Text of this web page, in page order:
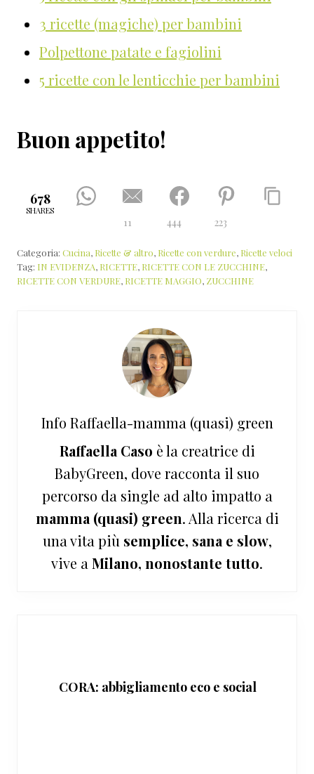
3 ricette (magiche) per bambini
Polpettone patate e fagiolini
5 ricette con le lenticchie per bambini
Buon appetito!
678
SHARES
11 444 223
Categoria: Cucina, Ricette & altro, Ricette con verdure, Ricette veloci
Tag: IN EVIDENZA, RICETTE, RICETTE CON LE ZUCCHINE,
RICETTE CON VERDURE, RICETTE MAGGIO, ZUCCHINE
Info Raffaella-mamma (quasi) green
Raffaella Caso è la creatrice di
BabyGreen, dove racconta il suo
percorso da single ad alto impatto a
mamma (quasi) green. Alla ricerca di
una vita più semplice, sana e slow,
vive a Milano, nonostante tutto.
CORA: abbigliamento eco e social